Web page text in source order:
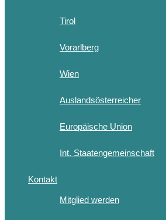
Tirol
Vorarlberg
Wien
Auslandsösterreicher
Europäische Union
Int. Staatengemeinschaft
Kontakt
Mitglied werden